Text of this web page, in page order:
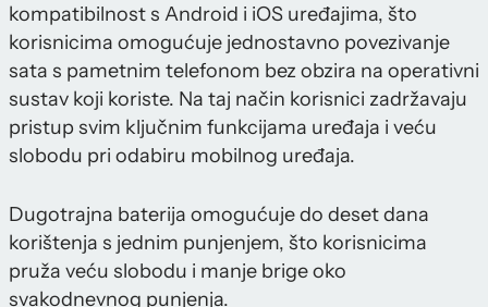
kompatibilnost s Android i iOS uređajima, što
korisnicima omogućuje jednostavno povezivanje
sata s pametnim telefonom bez obzira na operativni
sustav koji koriste. Na taj način korisnici zadržavaju
pristup svim ključnim funkcijama uređaja i veću
slobodu pri odabiru mobilnog uređaja.
Dugotrajna baterija omogućuje do deset dana
korištenja s jednim punjenjem, što korisnicima
pruža veću slobodu i manje brige oko
svakodnevnog punjenja.